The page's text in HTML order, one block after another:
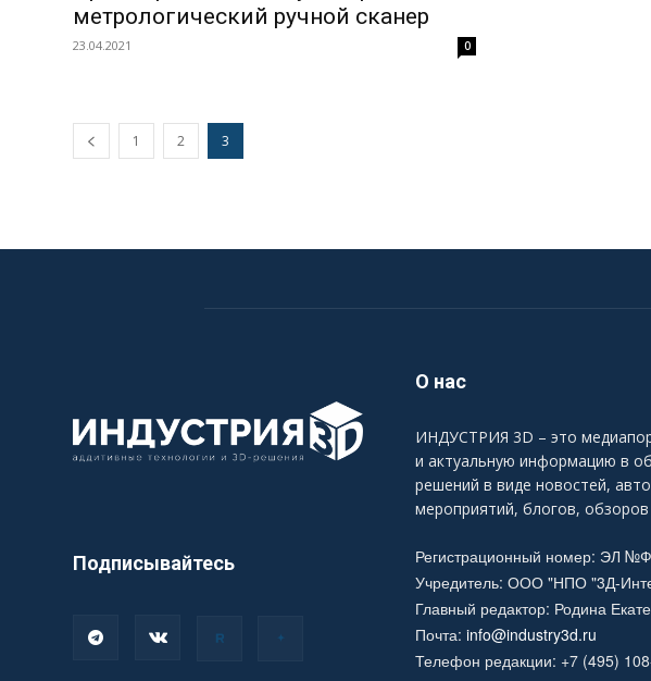
метрологический ручной сканер
23.04.2021 0
1 2 3
О нас
ИНДУСТРИЯ 3D – это
и актуальную информацию в
решений в виде новостей,
мероприятий, блогов, обзоров
Подписывайтесь
Регистрационный номер: ЭЛ
Учредитель: ООО "НПО "3Д-
Главный редактор: Родина
Почта: info@industry3d.ru
Телефон редакции: +7 (495)